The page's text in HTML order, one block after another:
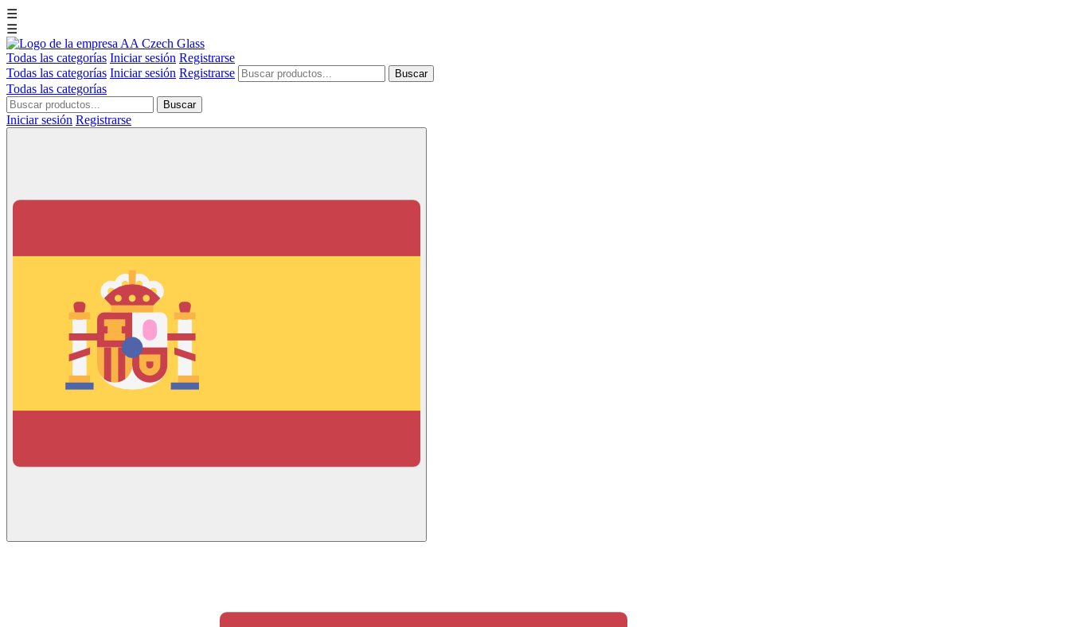
☰
☰
Todas las categorías Iniciar sesión Registrarse
Todas las categorías Iniciar sesión Registrarse Buscar
Todas las categorías
Buscar
Iniciar sesión Registrarse